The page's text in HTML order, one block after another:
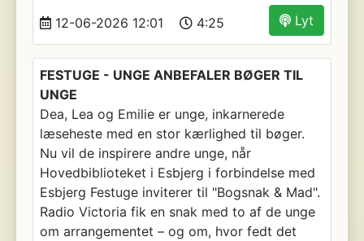
Lyt
12-06-2026 12:01 4:25
FESTUGE - UNGE ANBEFALER BØGER TIL
UNGE
Dea, Lea og Emilie er unge, inkarnerede
læseheste med en stor kærlighed til bøger.
Nu vil de inspirere andre unge, når
Hovedbiblioteket i Esbjerg i forbindelse med
Esbjerg Festuge inviterer til "Bogsnak & Mad".
Radio Victoria fik en snak med to af de unge
om arrangementet – og om, hvor fedt det